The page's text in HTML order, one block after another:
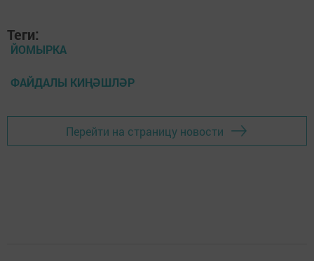
Теги:
ЙОМЫРКА
ФАЙДАЛЫ КИҢӘШЛӘР
Перейти на страницу новости